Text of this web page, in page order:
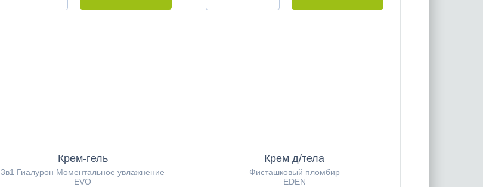
Крем-гель
3в1 Гиалурон Моментальное увлажнение
EVO
Крем д/тела
Фисташковый пломбир
EDEN